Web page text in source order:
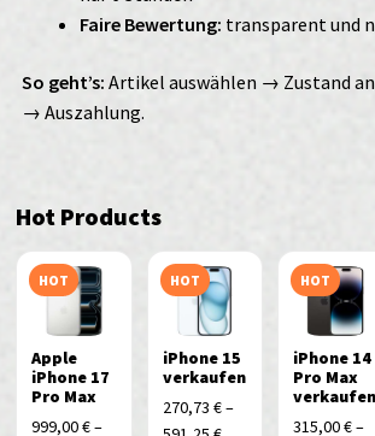
Faire Bewertung: transparent und
So geht’s: Artikel auswählen → Zustand
→ Auszahlung.
Hot Products
HOT
Apple
iPhone 17
Pro Max
999,00€–
HOT
iPhone 15
verkaufen
270,73 €–
HOT
iPhone 14
Pro Max
verkaufen
315,00€–